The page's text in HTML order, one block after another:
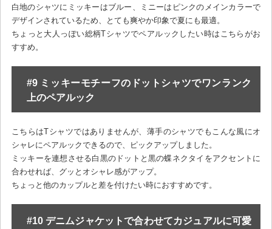
白地のシャツにミッキーはブルー、ミニーはピンクのメインカラーで
デザインされているため、とても爽やか印象で夏にも最適。
ちょっと大人っぽい総柄Tシャツでペアルックしたい時はこちらがお
すすめ。
#9 ミッキーモチーフのドットシャツでワンランク
上のペアルック
こちらはTシャツではありませんが、薄手のシャツでもこんな風にオ
シャレにペアルックできるので、ピックアップしました。
ミッキーを連想させる白黒のドットと黒の蝶ネクタイをアクセントに
合わせれば、グッとオシャレ感がアップ。
ちょっと他のカップルと差を付けたい時におすすめです。
#10 デニムジャケットで合わせてカジュアルに可愛